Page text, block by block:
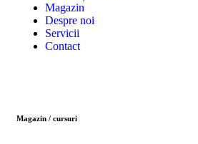
Magazin
Despre noi
Servicii
Contact
Magazin / cursuri